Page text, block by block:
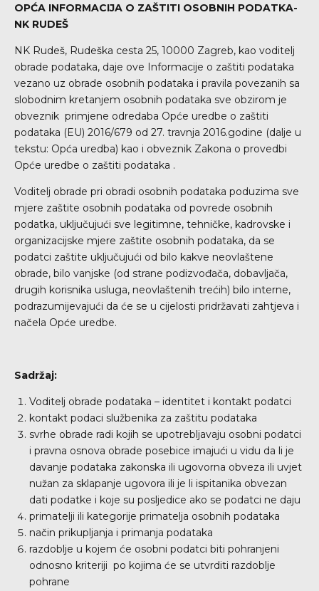
OPĆA INFORMACIJA O ZAŠTITI OSOBNIH PODATKA-
NK RUDEŠ
NK Rudeš, Rudeška cesta 25, 10000 Zagreb, kao voditelj
obrade podataka, daje ove Informacije o zaštiti podataka
vezano uz obrade osobnih podataka i pravila povezanih sa
slobodnim kretanjem osobnih podataka sve obzirom je
obveznik primjene odredaba Opće uredbe o zaštiti
podataka (EU) 2016/679 od 27. travnja 2016.godine (dalje u
tekstu: Opća uredba) kao i obveznik Zakona o provedbi
Opće uredbe o zaštiti podataka .
Voditelj obrade pri obradi osobnih podataka poduzima sve
mjere zaštite osobnih podataka od povrede osobnih
podatka, uključujući sve legitimne, tehničke, kadrovske i
organizacijske mjere zaštite osobnih podataka, da se
podatci zaštite uključujući od bilo kakve neovlaštene
obrade, bilo vanjske (od strane podizvođača, dobavljača,
drugih korisnika usluga, neovlaštenih trećih) bilo interne,
podrazumijevajući da će se u cijelosti pridržavati zahtjeva i
načela Opće uredbe.
Sadržaj:
Voditelj obrade podataka – identitet i kontakt podatci
kontakt podaci službenika za zaštitu podataka
svrhe obrade radi kojih se upotrebljavaju osobni podatci
i pravna osnova obrade posebice imajući u vidu da li je
davanje podataka zakonska ili ugovorna obveza ili uvjet
nužan za sklapanje ugovora ili je li ispitanika obvezan
dati podatke i koje su posljedice ako se podatci ne daju
primatelji ili kategorije primatelja osobnih podataka
način prikupljanja i primanja podataka
razdoblje u kojem će osobni podatci biti pohranjeni
odnosno kriteriji po kojima će se utvrditi razdoblje
pohrane